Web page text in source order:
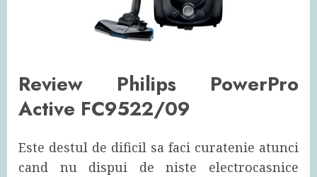
Review Philips PowerPro
Active FC9522/09
Este destul de dificil sa faci curatenie atunci
cand nu dispui de niste electrocasnice